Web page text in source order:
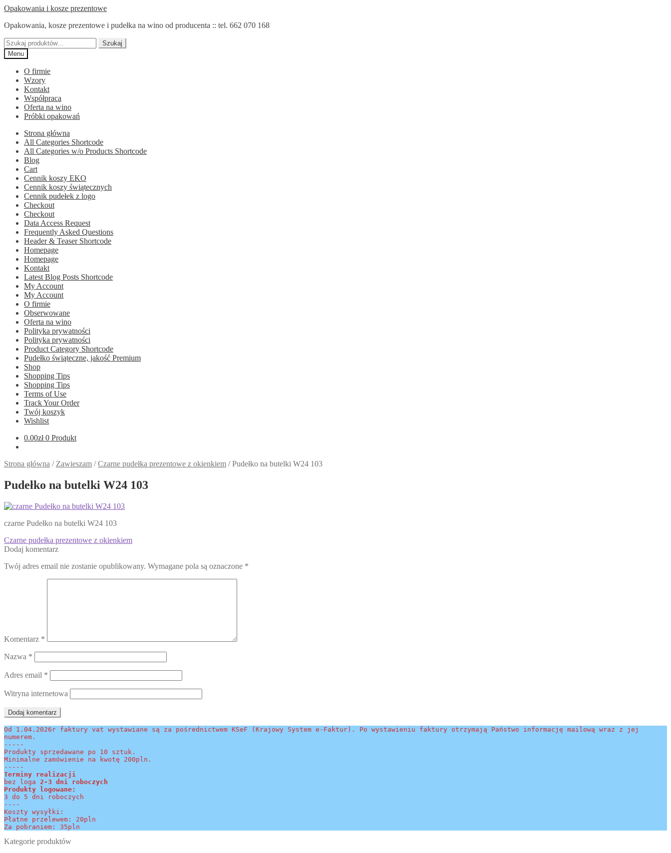
Przejdź
nawigacji
Przejdź
treści
Opakowania i kosze prezentowe
Opakowania, kosze prezentowe i pudełka na wino od producenta :: tel. 662 070 168
Szukaj:
Szukaj
Menu
O firmie
Wzory
Kontakt
Współpraca
Oferta na wino
Próbki opakowań
Strona główna
All Categories Shortcode
All Categories w/o Products Shortcode
Blog
Cart
Cennik koszy EKO
Cennik koszy świątecznych
Cennik pudełek z logo
Checkout
Checkout
Data Access Request
Frequently Asked Questions
Header & Teaser Shortcode
Homepage
Homepage
Kontakt
Latest Blog Posts Shortcode
My Account
My Account
O firmie
Obserwowane
Oferta na wino
Polityka prywatności
Polityka prywatności
Product Category Shortcode
Pudełko świąteczne, jakość Premium
Shop
Shopping Tips
Shopping Tips
Terms of Use
Track Your Order
Twój koszyk
Wishlist
0.00zł 0 Produkt
Strona główna / Zawieszam /Czarne pudełka prezentowe z okienkiem /Pudełko na butelki W24 103
Pudełko na butelki W24 103
czarne Pudełko na butelki W24 103
Nawigacja
wpisu
Poprzedni
wpis:
Czarne pudełka prezentowe z okienkiem
Dodaj komentarz
Twój adres email nie zostanie opublikowany. Wymagane pola są oznaczone *
Komentarz *
Nazwa *
Adres email *
Witryna internetowa
Od 1.04.2026r faktury vat wystawiane są za pośrednictwem KSeF (Krajowy System e-Faktur). Po wystawieniu faktury otrzymają Państwo informację mailową wraz z jej
numerem.
-----
Produkty sprzedawane po 10 sztuk.
Minimalne zamówienie na kwotę 200pln.
-----
Terminy realizacji
bez loga 2-3 dni roboczych
Produkty logowane:
3 do 5 dni roboczych
----
Koszty wysyłki:
Płatne przelewem: 20pln
Za pobraniem: 35pln
Kategorie produktów